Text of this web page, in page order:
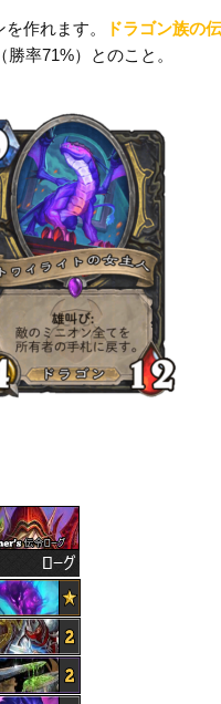
作れます。
ドラゴン族の
率71%）とのこと。